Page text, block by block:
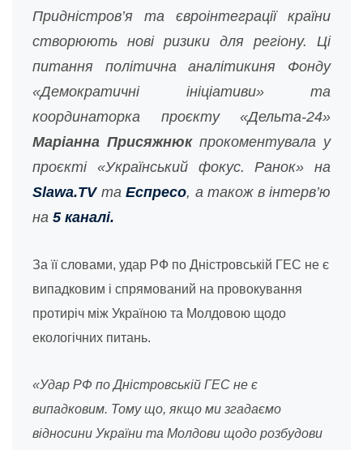
Придністров’я та євроінтеграції країни
створюють нові ризики для регіону. Ці
питання політична аналітикиня Фонду
«Демократичні ініціативи» та
координаторка проєкту «Дельта-24»
Маріанна Присяжнюкпрокоментувала у
проєкті «Український фокус. Ранок» на
Slawa.TVта Еспресо, а також в інтерв’ю
на 5 каналі.
За її словами, удар РФ по Дністровській ГЕС не є
випадковим і спрямований на провокування
протиріч між Україною та Молдовою щодо
екологічних питань.
«Удар РФ по Дністровській ГЕС не є
випадковим. Тому що, якщо ми згадаємо
відносини України та Молдови щодо розбудови